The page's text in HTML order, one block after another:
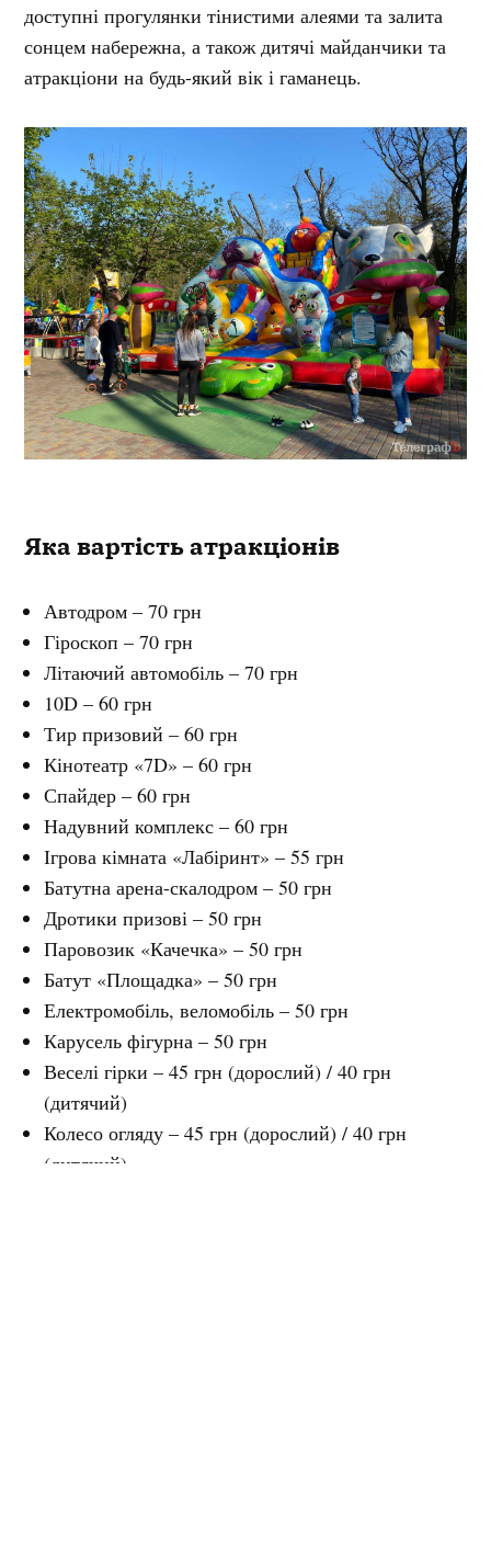
доступні прогулянки тінистими алеями та залита
сонцем набережна, а також дитячі майданчики та
атракціони на будь-який вік і гаманець.
Яка вартість атракціонів
Автодром – 70 грн
Гіроскоп – 70 грн
Літаючий автомобіль – 70 грн
10D – 60 грн
Тир призовий – 60 грн
Кінотеатр «7D» – 60 грн
Спайдер – 60 грн
Надувний комплекс – 60 грн
Ігрова кімната «Лабіринт» – 55 грн
Батутна арена-скалодром – 50 грн
Дротики призові – 50 грн
Паровозик «Качечка» – 50 грн
Батут «Площадка» – 50 грн
Електромобіль, веломобіль – 50 грн
Карусель фігурна – 50 грн
Веселі гірки – 45 грн (дорослий) / 40 грн
(дитячий)
Колесо огляду – 45 грн (дорослий) / 40 грн
(дитячий)